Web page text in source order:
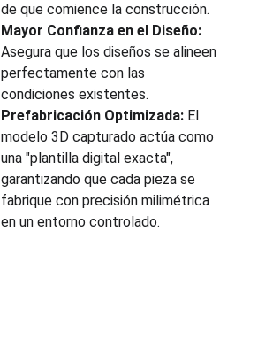
de que comience la construcción.
Mayor Confianza en el Diseño:
Asegura que los diseños se alineen
perfectamente con las
condiciones existentes.
Prefabricación Optimizada: El
modelo 3D capturado actúa como
una "plantilla digital exacta",
garantizando que cada pieza se
fabrique con precisión milimétrica
en un entorno controlado.